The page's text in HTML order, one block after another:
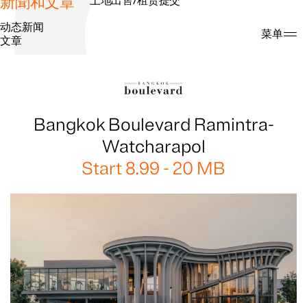
搜索 菜单
动态新闻
文章
Bangkok Boulevard Ramintra-
Watcharapol
Start 8.99 - 20 MB